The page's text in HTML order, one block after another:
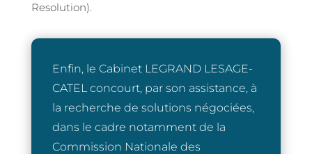
Resolution).
Enfin, le Cabinet LEGRAND LESAGE-
CATEL concourt, par son assistance, à
la recherche de solutions négociées,
dans le cadre notamment de la
Commission Nationale des